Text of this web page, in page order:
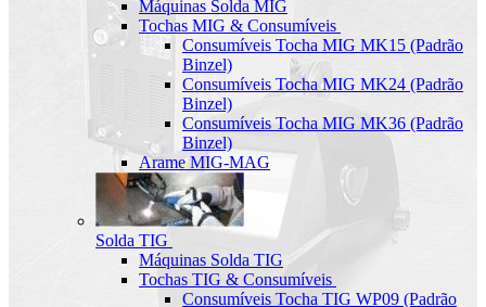
Máquinas Solda MIG
Tochas MIG & Consumíveis
Consumíveis Tocha MIG MK15 (Padrão
Binzel)
Consumíveis Tocha MIG MK24 (Padrão
Binzel)
Consumíveis Tocha MIG MK36 (Padrão
Binzel)
Arame MIG-MAG
Solda TIG
Máquinas Solda TIG
Tochas TIG & Consumíveis
Consumíveis Tocha TIG WP09 (Padrão